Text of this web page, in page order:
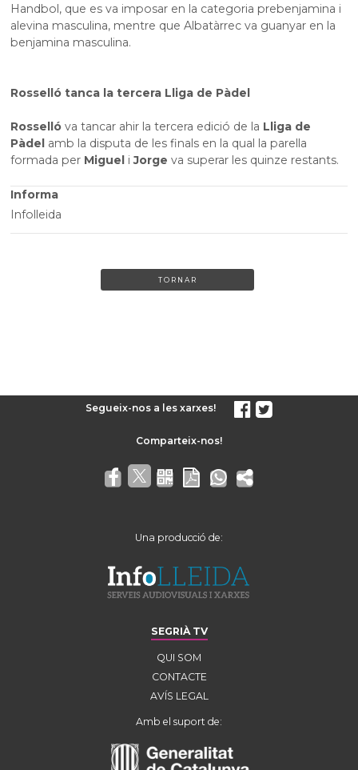
Handbol, que es va imposar en la categoria prebenjamina i
alevina masculina, mentre que Albatàrrec va guanyar en la
benjamina masculina.
Rosselló tanca la tercera Lliga de Pàdel
Rosselló va tancar ahir la tercera edició de la Lliga de
Pàdel amb la disputa de les finals en la qual la parella
formada per Miguel iJorge va superar les quinze restants.
Informa
Infolleida
TORNAR
Segueix-nos a les xarxes!
Una producció de:
SEGRIÀ TV
QUI SOM
CONTACTE
AVÍS LEGAL
Amb el suport de: